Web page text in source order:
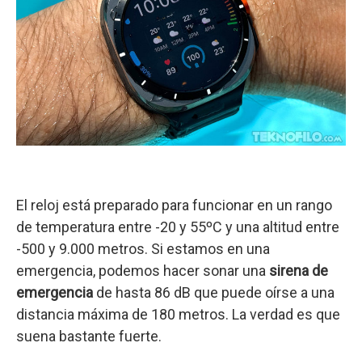
El reloj está preparado para funcionar en un rango
de temperatura entre -20 y 55ºC y una altitud entre
-500 y 9.000 metros. Si estamos en una
emergencia, podemos hacer sonar una sirena de
emergencia de hasta 86 dB que puede oírse a una
distancia máxima de 180 metros. La verdad es que
suena bastante fuerte.